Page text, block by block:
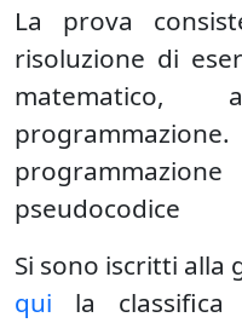
La prova
risoluzione di
pseudocodice
Si sono iscritti alla
qui la classifica